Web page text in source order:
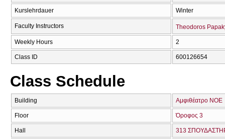
Kurslehrdauer Winter
Faculty Instructors Theodoros
Weekly Hours 2
Class ID 600126654
Class Schedule
Building Αμφιθέατρο ΝΟΕ
Floor Όροφος 3
Hall 313